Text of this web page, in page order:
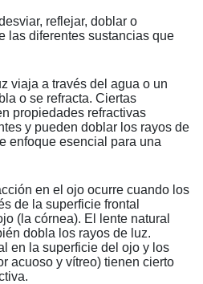
reflejar, doblar o
las diferentes sustancias que
viaja a través del agua o un
o se refracta. Ciertas
propiedades refractivas
y pueden doblar los rayos de
enfoque esencial para una
en el ojo ocurre cuando los
de la superficie frontal
(la córnea). El lente natural
dobla los rayos de luz.
en la superficie del ojo y los
acuoso y vítreo) tienen cierto